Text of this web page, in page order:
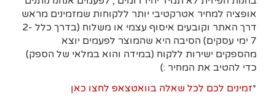
אופציה למחיר אטרקטיבי יותר ללקוחות שמזמינים מראש
דרך האתר וקובעים איסוף עצמי או משלוח (בדרך כלל 2-
7 ימי עסקים)
הסיבה היא שהמוצר לפעמים יוצא
מהספקים ישירות ללקוח (במידה והוא במלאי של הספק)
כדי להטיב את המחיר :)
*זמינים לכם לכל שאלה בוואטצאפ לחצו כאן